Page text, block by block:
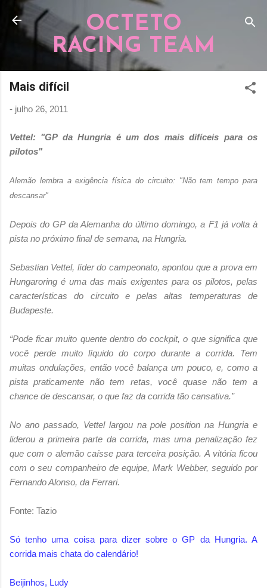
Pular para o conteúdo principal
OCTETO
RACING TEAM
Mais difícil
- julho 26, 2011
Vettel: "GP da Hungria é um dos mais difíceis para os
pilotos"
Alemão lembra a exigência física do circuito: "Não tem tempo para
descansar"
Depois do GP da Alemanha do último domingo, a F1 já volta à
pista no próximo final de semana, na Hungria.
Sebastian Vettel, líder do campeonato, apontou que a prova em
Hungaroring é uma das mais exigentes para os pilotos, pelas
características do circuito e pelas altas temperaturas de
Budapeste.
“Pode ficar muito quente dentro do cockpit, o que significa que
você perde muito líquido do corpo durante a corrida. Tem
muitas ondulações, então você balança um pouco, e, como a
pista praticamente não tem retas, você quase não tem a
chance de descansar, o que faz da corrida tão cansativa.”
No ano passado, Vettel largou na pole position na Hungria e
liderou a primeira parte da corrida, mas uma penalização fez
que com o alemão caísse para terceira posição. A vitória ficou
com o seu companheiro de equipe, Mark Webber, seguido por
Fernando Alonso, da Ferrari.
Fonte: Tazio
Só tenho uma coisa para dizer sobre o GP da Hungria. A
corrida mais chata do calendário!
Beijinhos, Ludy